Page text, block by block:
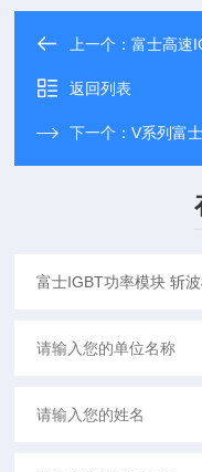
上一个：富士高速
返回列表
下一个：V系列富